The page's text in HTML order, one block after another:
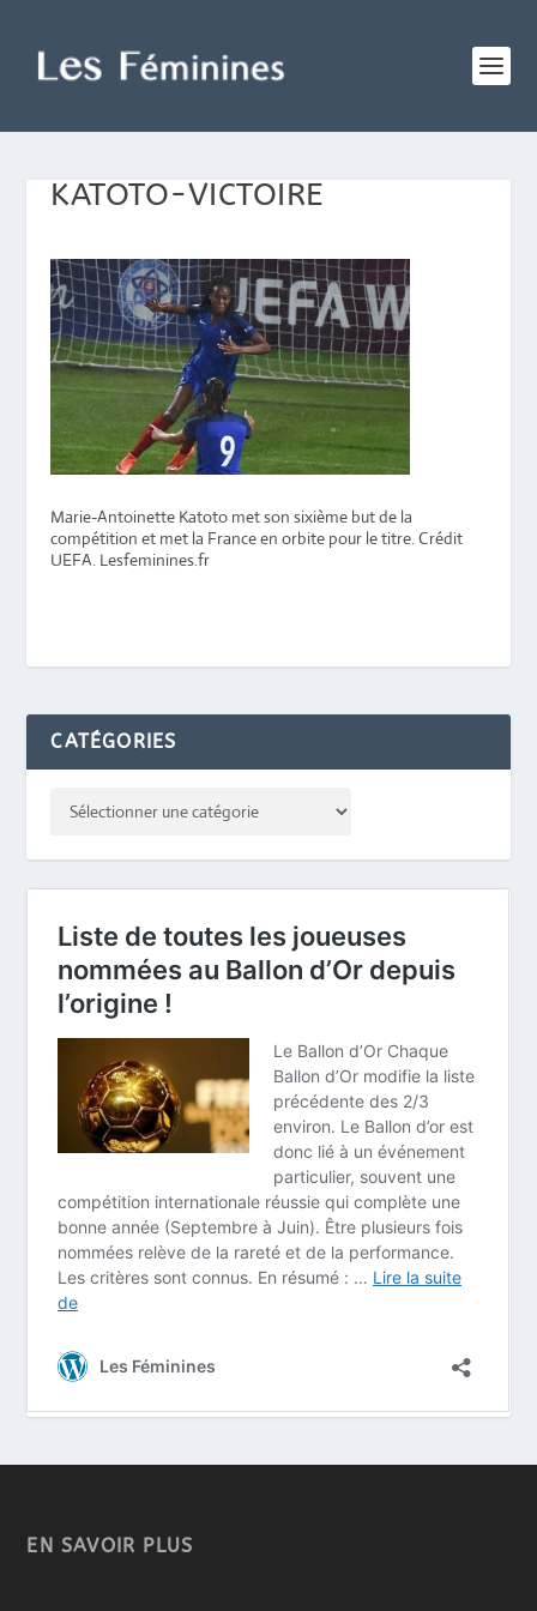
KATOTO-VICTOIRE
Marie-Antoinette Katoto met son sixième but de la
compétition et met la France en orbite pour le titre. Crédit
UEFA. Lesfeminines.fr
CATÉGORIES
EN SAVOIR PLUS